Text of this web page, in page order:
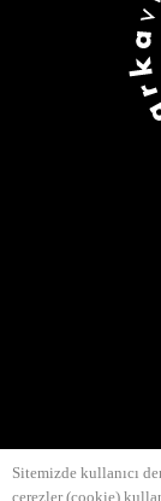
Sitemizde kullanıcı
çerezler (cookie)